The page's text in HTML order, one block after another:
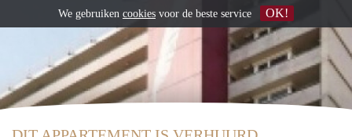
We gebruiken cookies voor de beste service OK!